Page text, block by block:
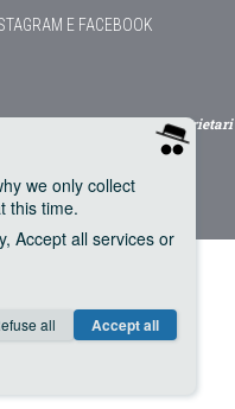
E FACEBOOK
e Abhijata Iyengar Proprietari
we only collect
this time.
Accept all services or
learn more
all Accept all
Invisible Save